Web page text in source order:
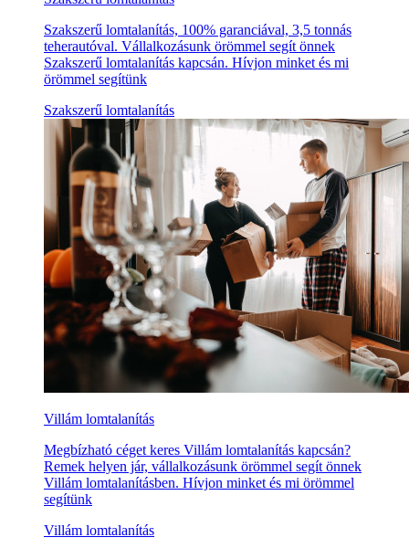
Szakszerű lomtalanítás, 100% garanciával, 3,5 tonnás
teherautóval. Vállalkozásunk örömmel segít önnek
Szakszerű lomtalanítás kapcsán. Hívjon minket és mi
örömmel segítünk
Szakszerű lomtalanítás
Villám lomtalanítás
Megbízható céget keres Villám lomtalanítás kapcsán?
Remek helyen jár, vállalkozásunk örömmel segít önnek
Villám lomtalanításben. Hívjon minket és mi örömmel
segítünk
Villám lomtalanítás